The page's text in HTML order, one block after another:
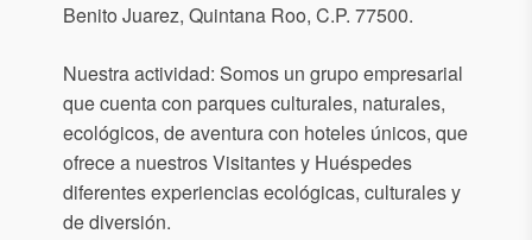
Benito Juarez, Quintana Roo, C.P. 77500.
Nuestra actividad: Somos un grupo empresarial
que cuenta con parques culturales, naturales,
ecológicos, de aventura con hoteles únicos, que
ofrece a nuestros Visitantes y Huéspedes
diferentes experiencias ecológicas, culturales y
de diversión.